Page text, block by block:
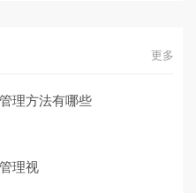
更多
理方法有哪些
理视